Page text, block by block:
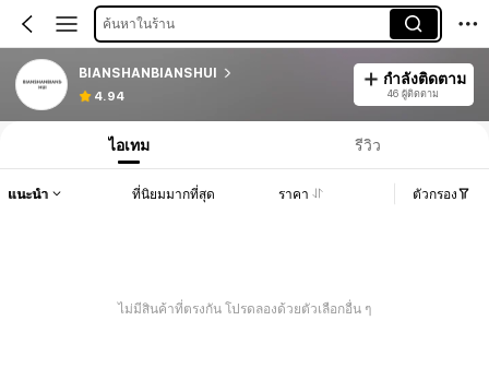
ค้นหาในร้าน
BIANSHANBIANSHUI
4.94
กำลังติดตาม
46 ผู้ติดตาม
ไอเทม รีวิว
แนะนำ ที่นิยมมากที่สุด ราคา ตัวกรอง
ไม่มีสินค้าที่ตรงกัน โปรดลองด้วยตัวเลือกอื่น ๆ